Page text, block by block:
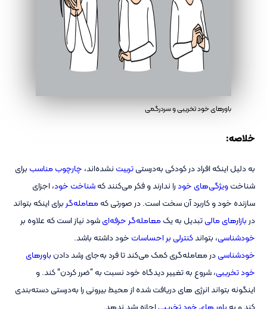
باورهای خود تخریبی و سردرگمی
خلاصه:
به دلیل اینکه افراد در کودکی به‌درستیتربیت نشده‌اند، چارچوب مناسب برای
شناختویژگی‌های خودرا ندارند و فکر می‌کنند کهشناخت خود، اجزای
سازنده خود و کاربرد آن سخت است. در صورتی کهمعامله‌گر برای اینکه بتواند
دربازارهای مالیتبدیل به یکمعامله‌گر حرفه‌ایشود نیاز است که علاوه بر
خودشناسی، بتواندکنترلی بر احساسات خود داشته باشد.
خودشناسیدر معامله‌گری کمک می‌کند تا فرد به‌جای رشد دادن باورهای
خود تخریبی، شروع به تغییر دیدگاه خود نسبت به “ضرر کردن” کند. و
اینگونه بتواند انرژی های دریافت شده از محیط بیرونی را به‌درستی دسته‌بندی